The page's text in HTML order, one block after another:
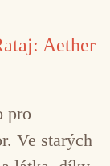
Aether
pro
Ve starých